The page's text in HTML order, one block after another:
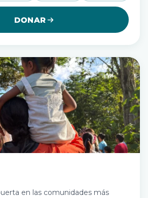
DONAR
en las comunidades más